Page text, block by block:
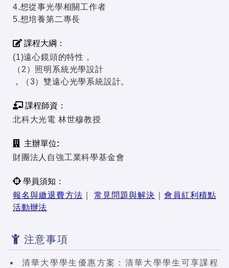
4.想從事光學相關工作者
5.想培養第二專長
課程大綱：
(1)遠心鏡頭的特性，
（2）照明系統光學設計
，（3）雙遠心光學系統設計。
課程師資：
北科大光電 林世穆教授
主辦單位:
財團法人自強工業科學基金會
學員須知：
報名與繳退費方法
常見問題與解決
會員紅利積點
活動辦法
注意事項
清華大學學生優惠方案：清華大學學生可享課程